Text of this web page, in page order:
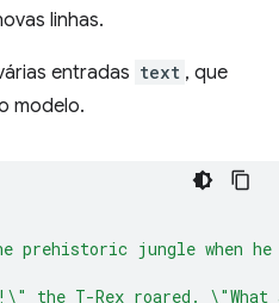
linhas.
entradas text , que
modelo.
prehistoric jungle when
the T-Rex roared. \"What